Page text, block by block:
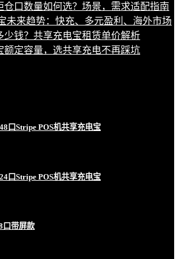
仓口数量如何选？场景，需求适配指南
未来趋势：快充、多元盈利、海外市场
少钱？共享充电宝租赁单价解析
额定容量，选共享充电不再踩坑
口Stripe POS机共享充电宝
口Stripe POS机共享充电宝
口带屏款